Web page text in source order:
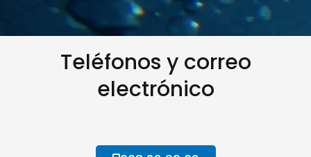
Teléfonos y correo
electrónico